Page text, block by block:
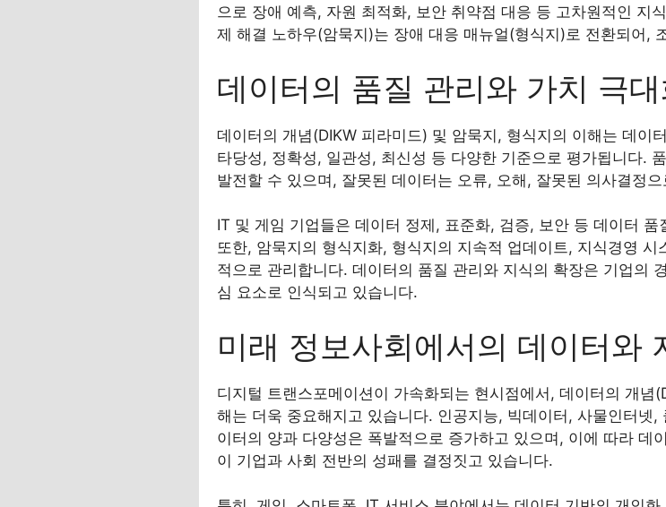
으로 장애 예측, 자원 최적화, 보안 취약점 대응 등 고차원적인 지
제 해결 노하우(암묵지)는 장애 대응 매뉴얼(형식지)로 전환되어,
데이터의 품질 관리와 가치 극
데이터의 개념(DIKW 피라미드) 및 암묵지, 형식지의 이해는 데이
타당성, 정확성, 일관성, 최신성 등 다양한 기준으로 평가됩니다.
발전할 수 있으며, 잘못된 데이터는 오류, 오해, 잘못된 의사결정
IT 및 게임 기업들은 데이터 정제, 표준화, 검증, 보안 등 데이터
또한, 암묵지의 형식지화, 형식지의 지속적 업데이트, 지식경영
적으로 관리합니다. 데이터의 품질 관리와 지식의 확장은 기업의
심 요소로 인식되고 있습니다.
미래 정보사회에서의 데이터와
디지털 트랜스포메이션이 가속화되는 현시점에서, 데이터의 개념
해는 더욱 중요해지고 있습니다. 인공지능, 빅데이터, 사물인터넷
이터의 양과 다양성은 폭발적으로 증가하고 있으며, 이에 따라 데
이 기업과 사회 전반의 성패를 결정짓고 있습니다.